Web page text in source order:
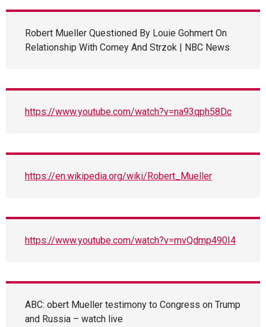
Robert Mueller Questioned By Louie Gohmert On
Relationship With Comey And Strzok | NBC News
https://www.youtube.com/watch?v=na93qph58Dc
https://en.wikipedia.org/wiki/Robert_Mueller
https://www.youtube.com/watch?v=mvQdmp490I4
ABC: obert Mueller testimony to Congress on Trump
and Russia – watch live